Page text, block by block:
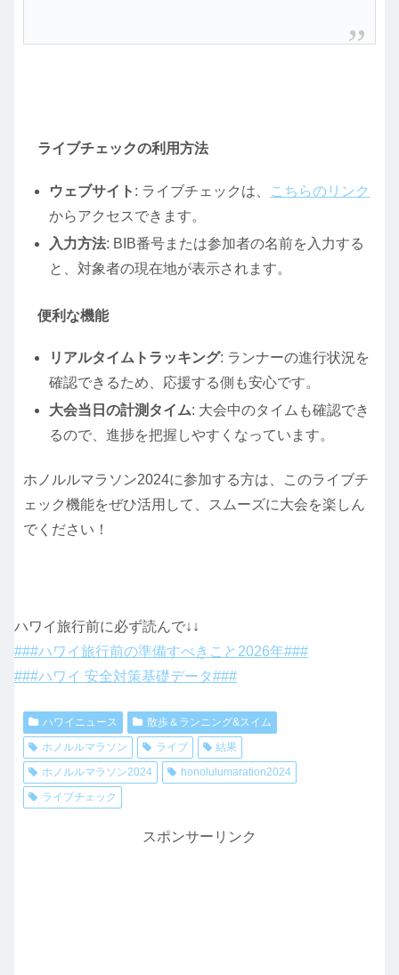
ライブチェックの利用方法
ウェブサイト : ライブチェックは、
こちらのリンク
からアクセスできます。
入力方法: BIB番号または参加者の名前を入力する
と、対象者の現在地が表示されます。
便利な機能
リアルタイムトラッキング: ランナーの進行状況を
確認できるため、応援する側も安心です。
大会当日の計測タイム: 大会中のタイムも確認でき
るので、進捗を把握しやすくなっています。
ホノルルマラソン2024に参加する方は、このライブチ
ェック機能をぜひ活用して、スムーズに大会を楽しん
でください！
ハワイ旅行前に必ず読んで↓↓
###ハワイ旅行前の準備すべきこと2026年###
###ハワイ 安全対策基礎データ###
ハワイニュース
散歩＆ランニング&スイム
ホノルルマラソン
ライブ
結果
ホノルルマラソン2024
honolulumaration2024
ライブチェック
スポンサーリンク